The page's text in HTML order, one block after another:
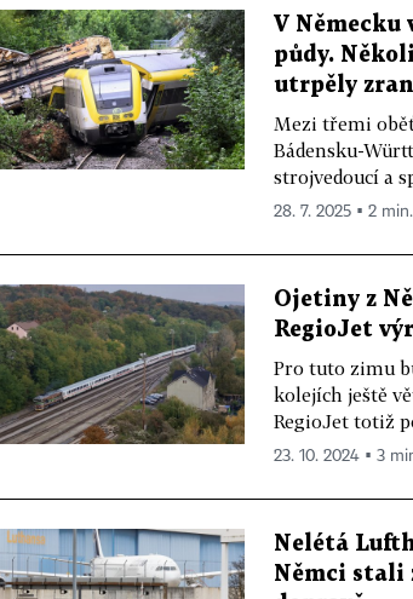
V
půdy.
utrpěly
Mezi třemi
Bádensku-
strojvedoucí a
28. 7. 2025 ▪ 2
Ojetiny z
RegioJet
Pro tuto zimu
kolejích ještě
RegioJet totiž
23. 10. 2024 ▪ 3
Nelétá
Němci stali